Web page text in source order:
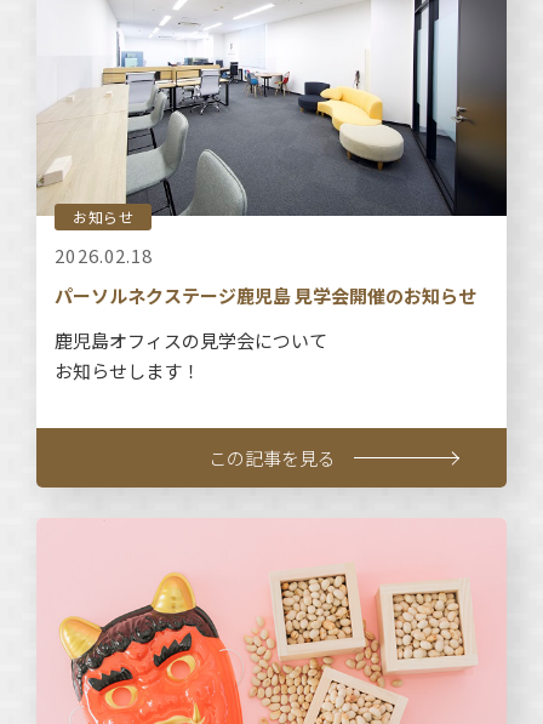
お知らせ
2026.02.18
パーソルネクステージ鹿児島 見学会開催のお知らせ
鹿児島オフィスの見学会について
お知らせします！
この記事を見る